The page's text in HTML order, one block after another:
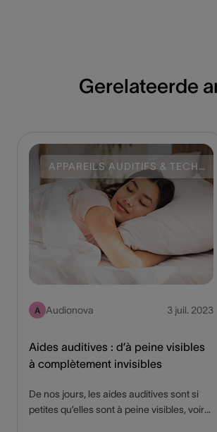
Gerelateerde
APPAREILS AUDITIFS & TECHNOLOGIE
A Audionova 3 juil. 2023
Aides auditives : d’à peine visibles
à complètement invisibles
De nos jours, les aides auditives sont si
petites qu’elles sont à peine visibles, voire